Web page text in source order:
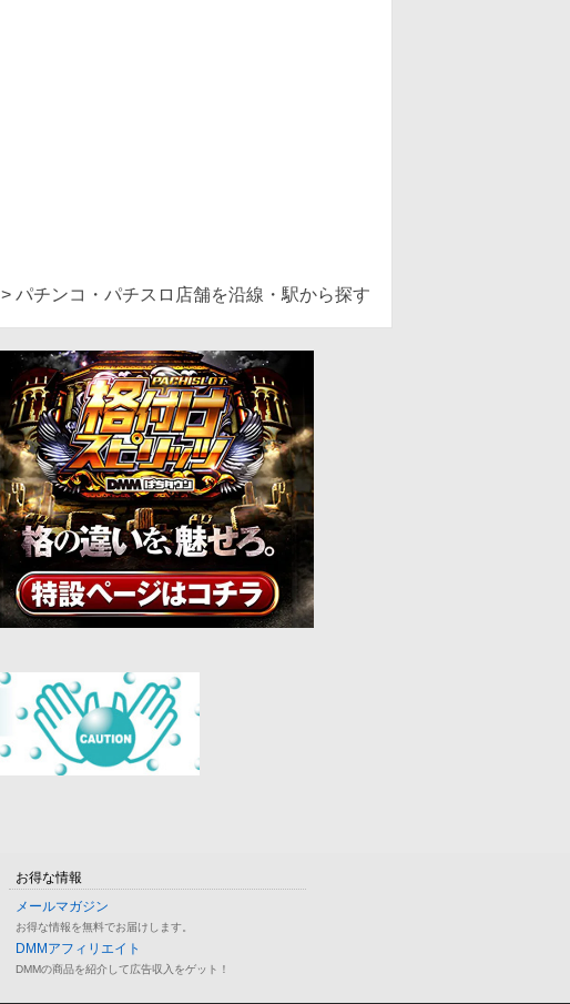
> パチンコ・パチスロ店舗を沿線・駅から探す
お得な情報
メールマガジン
お得な情報を無料でお届けします。
DMMアフィリエイト
DMMの商品を紹介して広告収入をゲット！